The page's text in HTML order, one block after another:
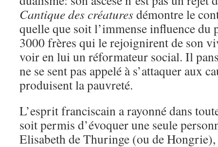
Cantique des créaturesdémontre le
quelle que soit l’immense influence du
3000 frères qui le rejoignirent de son
voir en lui un réformateur social. Il
ne se sent pas appelé à s’attaquer aux
produisent la pauvreté.
L’esprit franciscain a rayonné dans
soit permis d’évoquer une seule
Elisabeth de Thuringe (ou de